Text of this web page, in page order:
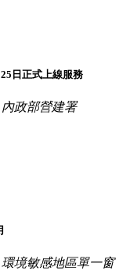
日正式上線服務
政部營建署
境敏感地區單一窗